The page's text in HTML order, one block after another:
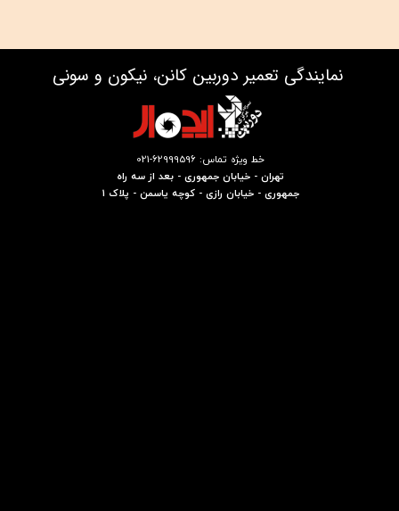
نمایندگی تعمیر دوربین کانن، نیکون و سونی
خط ویژه تماس: 62999596-021
تهران - خیابان جمهوری - بعد از سه راه
جمهوری - خیابان رازی - کوچه یاسمن - پلاک 1